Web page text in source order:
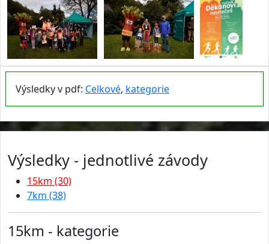
Výsledky v pdf: Celkové, kategorie
Výsledky - jednotlivé závody
15km (30)
7km (38)
15km - kategorie